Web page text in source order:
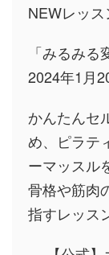
NEWレッ
「みるみる
2024年1月
かんたんセ
め、ピラテ
ーマッスル
骨格や筋肉
指すレッス